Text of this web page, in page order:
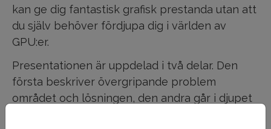
kan ge dig fantastisk grafisk prestanda utan att
du själv behöver fördjupa dig i världen av
GPU:er.
Presentationen är uppdelad i två delar. Den
första beskriver övergripande problem
området och lösningen, den andra går i djupet